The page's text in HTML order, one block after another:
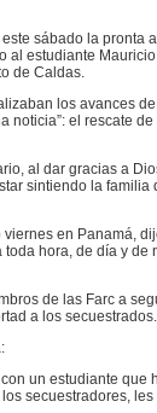
sábado la pronta
al estudiante
de Caldas.
los avances de
noticia”: el rescate de
al dar gracias a
sintiendo la familia
en Panamá,
hora, de día y de
de las Farc a
a los secuestrados.
un estudiante que
secuestradores, les